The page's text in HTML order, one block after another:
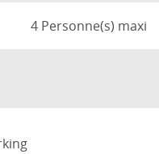
4 Personne(s) maxi